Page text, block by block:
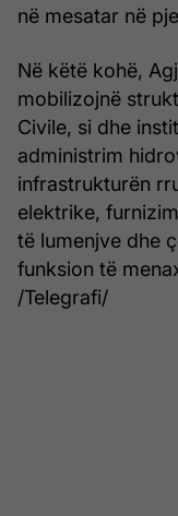
në mesatar në
Në këtë kohë,
mobilizojnë
Civile, si dhe
administrim
infrastrukturën
elektrike,
të lumenjve dhe
funksion të
/Telegrafi/